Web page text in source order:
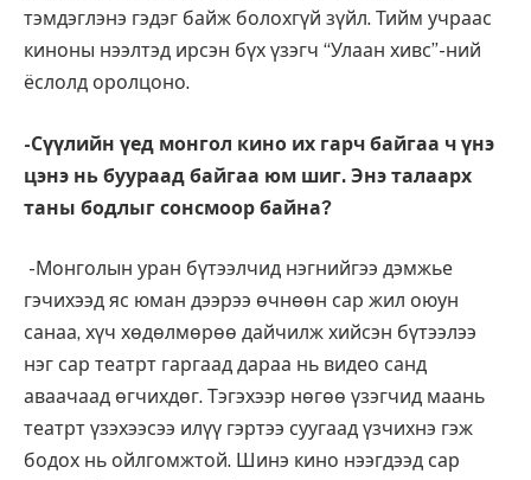
тэмдэглэнэ гэдэг байж болохгүй зүйл. Тийм учраас
киноны нээлтэд ирсэн бүх үзэгч “Улаан хивс”-ний
ёслолд оролцоно.
-Сүүлийн үед монгол кино их гарч байгаа ч үнэ
цэнэ нь буураад байгаа юм шиг. Энэ талаарх
таны бодлыг сонсмоор байна?
-Монголын уран бүтээлчид нэгнийгээ дэмжье
гэчихээд яс юман дээрээ өчнөөн сар жил оюун
санаа, хүч хөдөлмөрөө дайчилж хийсэн бүтээлээ
нэг сар театрт гаргаад дараа нь видео санд
аваачаад өгчихдөг. Тэгэхээр нөгөө үзэгчид маань
театрт үзэхээсээ илүү гэртээ суугаад үзчихнэ гэж
бодох нь ойлгомжтой. Шинэ кино нээгдээд сар